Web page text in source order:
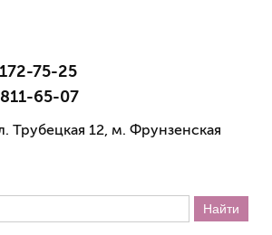
75-25
65-07
Трубецкая 12, м. Фрунзенская